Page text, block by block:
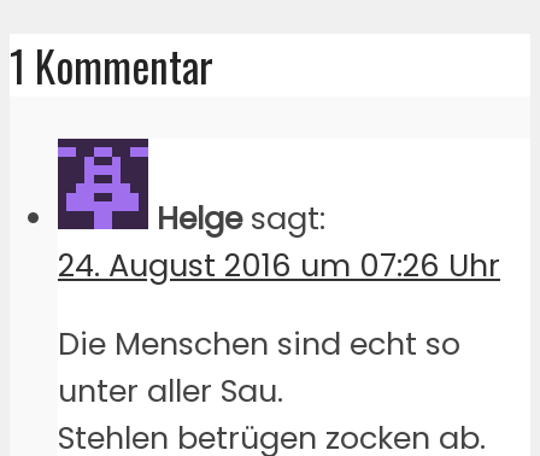
1 Kommentar
Helge sagt:
24. August 2016 um 07:26 Uhr
Die Menschen sind echt so
unter aller Sau.
Stehlen betrügen zocken ab.